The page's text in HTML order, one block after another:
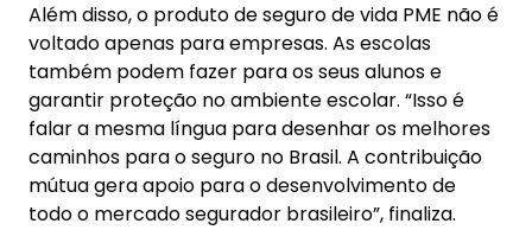
Além disso, o produto de seguro de vida PME não é
voltado apenas para empresas. As escolas
também podem fazer para os seus alunos e
garantir proteção no ambiente escolar. “Isso é
falar a mesma língua para desenhar os melhores
caminhos para o seguro no Brasil. A contribuição
mútua gera apoio para o desenvolvimento de
todo o mercado segurador brasileiro”, finaliza.